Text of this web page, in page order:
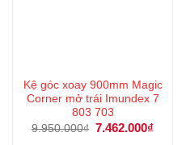
Kệ góc xoay 900mm Magic
Corner mở trái Imundex 7
803 703
9.950.000₫ Giá
7.462.000₫